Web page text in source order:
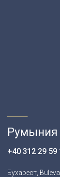
Румыния
+40 312 29 59
Бухарест,